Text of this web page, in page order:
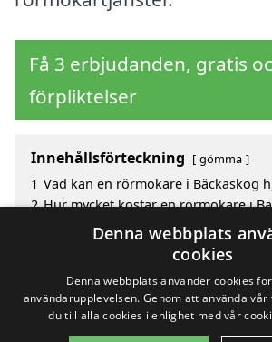
Få 3 erbjudanden, gratis
förpliktelser
Innehållsförteckning gömma
1 Vad kan en rörmokare i Bäckaskog
2 Hur mycket kostar en rörmokare i
Fördelar med att välja rörmokare i
Sök efter en skicklig rörmokare i de
Denna webbplats
cookies
Denna webbplats använder cookies
användarupplevelsen. Genom att använda
du till alla cookies i enlighet med vår